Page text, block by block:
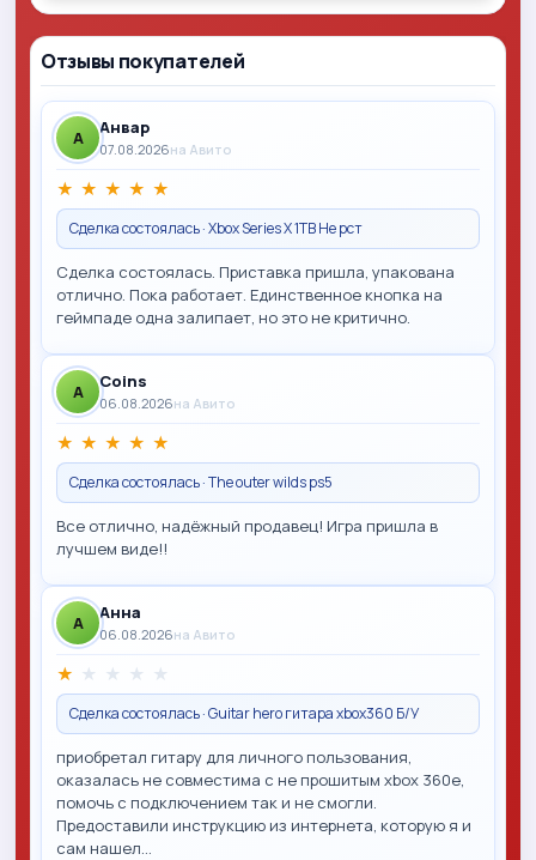
Отзывы покупателей
A Анвар
07.08.2026на Авито
★ ★ ★ ★ ★
Сделка состоялась · Xbox Series X 1TB Не рст
Сделка состоялась. Приставка пришла, упакована
отлично. Пока работает. Единственное кнопка на
геймпаде одна залипает, но это не критично.
A Coins
06.08.2026на Авито
★ ★ ★ ★ ★
Сделка состоялась · The outer wilds ps5
Все отлично, надёжный продавец! Игра пришла в
лучшем виде!!
A Анна
06.08.2026на Авито
★ ★ ★ ★ ★
Сделка состоялась · Guitar hero гитара xbox360 Б/У
приобретал гитару для личного пользования,
оказалась не совместима с не прошитым xbox 360e,
помочь с подключением так и не смогли.
Предоставили инструкцию из интернета, которую я и
сам нашел…